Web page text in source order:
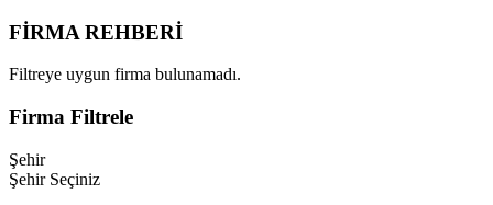
FİRMA REHBERİ
Filtreye uygun firma bulunamadı.
Firma Filtrele
Şehir
Şehir Seçiniz